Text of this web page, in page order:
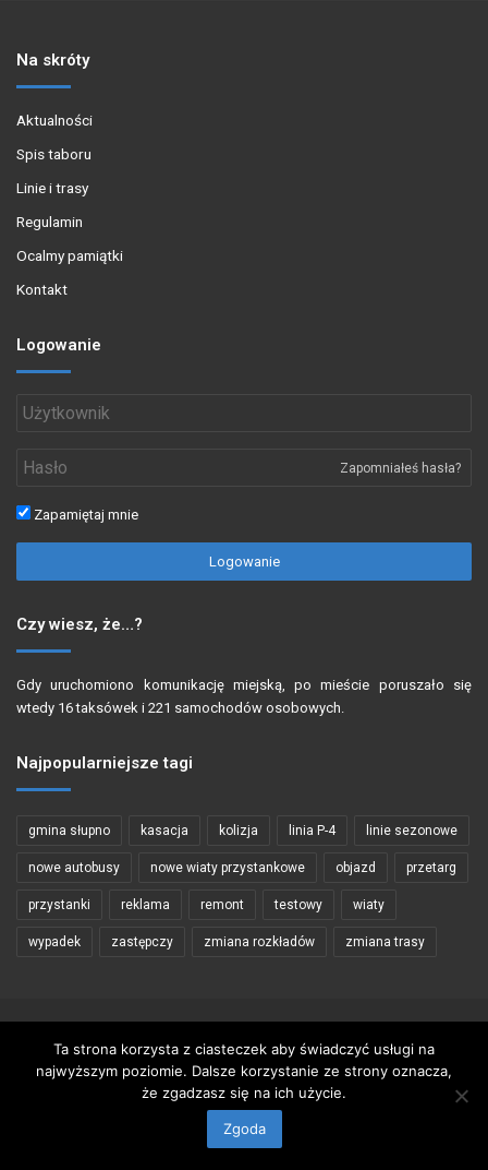
Na skróty
Aktualności
Spis taboru
Linie i trasy
Regulamin
Ocalmy pamiątki
Kontakt
Logowanie
Zapomniałeś hasła?
Zapamiętaj mnie
Logowanie
Czy wiesz, że…?
Gdy uruchomiono komunikację miejską, po mieście poruszało się
wtedy 16 taksówek i 221 samochodów osobowych.
Najpopularniejsze tagi
gmina słupno kasacja kolizja linia P-4 linie sezonowe
nowe autobusy nowe wiaty przystankowe objazd przetarg
przystanki reklama remont testowy wiaty
wypadek zastępczy zmiana rozkładów zmiana trasy
Wykorzystywanie materiałów zawartych na stronie tylko za zgodą
autorów
Ta strona korzysta z ciasteczek aby świadczyć usługi na
najwyższym poziomie. Dalsze korzystanie ze strony oznacza,
że zgadzasz się na ich użycie.
Zgoda